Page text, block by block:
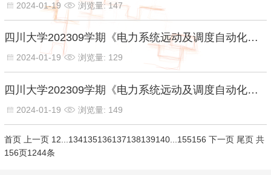
2024-01-19 浏览量: 147
四川大学202309学期《电力系统远动及调度自动化（１）》第二次作业.ti【资料答案】
2024-01-19 浏览量: 129
四川大学202309学期《电力系统远动及调度自动化（１）》第一次作业.ti【资料答案】
2024-01-19 浏览量: 149
首页 上一页 1 2 134135136137138139140... 155156 下一页 尾页 共
156页1244条